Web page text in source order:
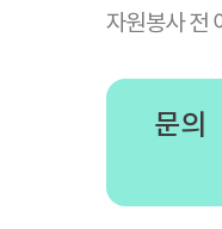
자원봉사 전
문의